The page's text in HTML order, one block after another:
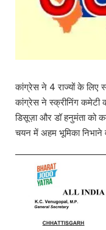
कांग्रेस ने 4 राज्यों के लिए
कांग्रेस ने स्क्रीनिंग कमेटी
डिसूज़ा और डॉ हनुमंता को
चयन में अहम भूमिका